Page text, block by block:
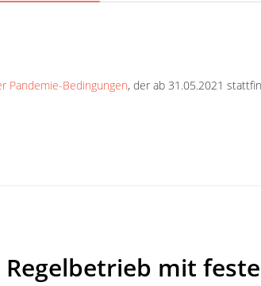
Pandemie-Bedingungen, der ab 31.05.2021
Regelbetrieb mit